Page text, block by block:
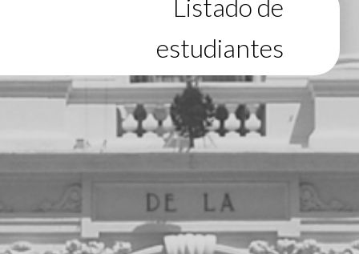
Listado de
estudiantes